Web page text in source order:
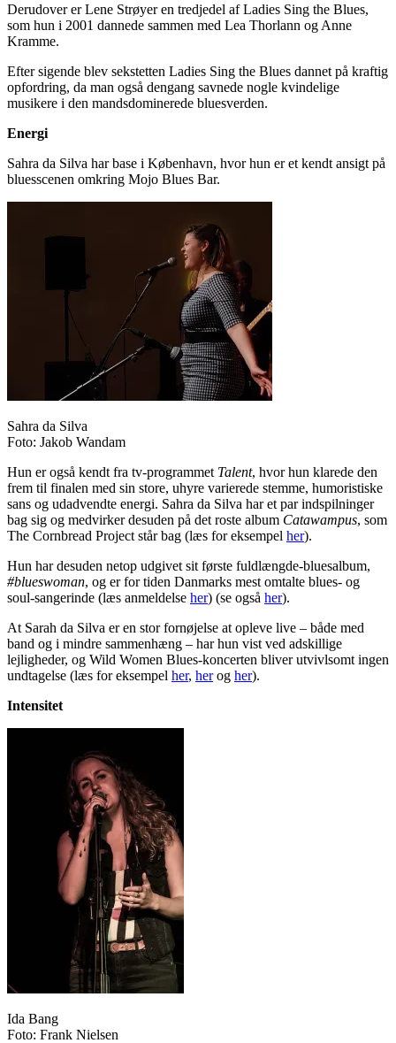
Derudover er Lene Strøyer en tredjedel af Ladies Sing the Blues,
som hun i 2001 dannede sammen med Lea Thorlann og Anne
Kramme.
Efter sigende blev sekstetten Ladies Sing the Blues dannet på kraftig
opfordring, da man også dengang savnede nogle kvindelige
musikere i den mandsdominerede bluesverden.
Energi
Sahra da Silva har base i København, hvor hun er et kendt ansigt på
bluesscenen omkring Mojo Blues Bar.
Sahra da Silva
Foto: Jakob Wandam
Hun er også kendt fra tv-programmet Talent, hvor hun klarede den
frem til finalen med sin store, uhyre varierede stemme, humoristiske
sans og udadvendte energi. Sahra da Silva har et par indspilninger
bag sig og medvirker desuden på det roste album Catawampus, som
The Cornbread Project står bag (læs for eksempel her).
Hun har desuden netop udgivet sit første fuldlængde-bluesalbum,
#blueswoman, og er for tiden Danmarks mest omtalte blues- og
soul-sangerinde (læs anmeldelse her) (se også her).
At Sarah da Silva er en stor fornøjelse at opleve live – både med
band og i mindre sammenhæng – har hun vist ved adskillige
lejligheder, og Wild Women Blues-koncerten bliver utvivlsomt ingen
undtagelse (læs for eksempel her, herog her).
Intensitet
Ida Bang
Foto: Frank Nielsen